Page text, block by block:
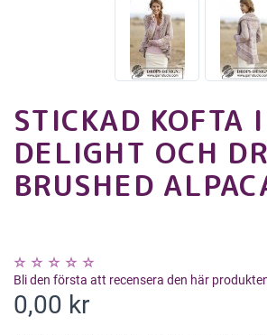
STICKAD KOFTA
DELIGHT OCH
BRUSHED
Bli den första att recensera den här
0,00 kr